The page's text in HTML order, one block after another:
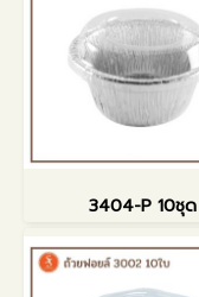
3404-P 10ชุด